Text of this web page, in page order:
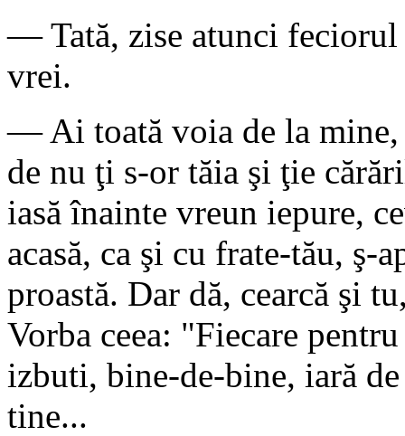
— Tată, zise atunci feciorul
vrei.
— Ai toată voia de la mine,
de nu ţi s-or tăia şi ţie
iasă înainte vreun iepure,
acasă, ca şi cu frate-tău, ş-
proastă. Dar dă, cearcă şi
Vorba ceea: "Fiecare
izbuti, bine-de-bine, iară
tine...